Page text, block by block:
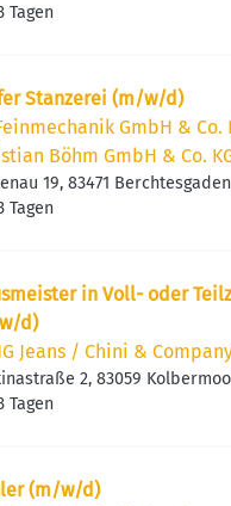
Tagen
Stanzerei (m/w/d)
GmbH & Co.
Böhm GmbH & Co.
19, 83471
Tagen
in Voll- oder
d)
Jeans / Chini &
2, 83059
Tagen
(m/w/d)